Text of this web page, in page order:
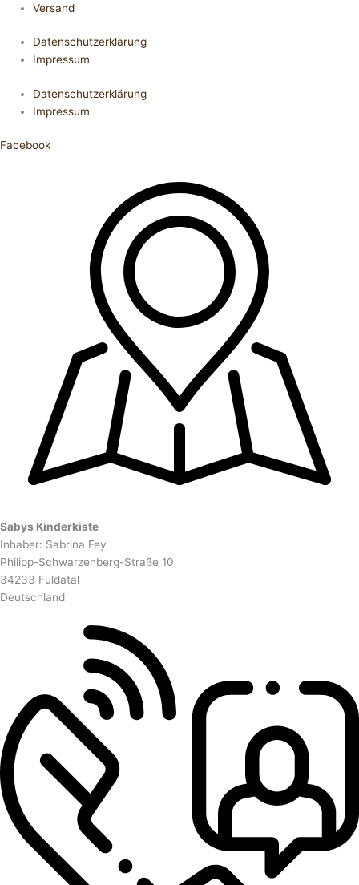
Versand
Datenschutzerklärung
Impressum
Datenschutzerklärung
Impressum
Facebook
Sabys Kinderkiste
Inhaber: Sabrina Fey
Philipp-Schwarzenberg-Straße 10
34233 Fuldatal
Deutschland